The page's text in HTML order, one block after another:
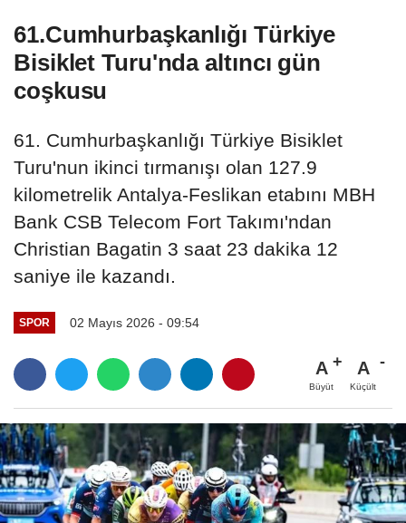
61.Cumhurbaşkanlığı Türkiye
Bisiklet Turu'nda altıncı gün
coşkusu
61. Cumhurbaşkanlığı Türkiye Bisiklet
Turu'nun ikinci tırmanışı olan 127.9
kilometrelik Antalya-Feslikan etabını MBH
Bank CSB Telecom Fort Takımı'ndan
Christian Bagatin 3 saat 23 dakika 12
saniye ile kazandı.
SPOR 02 Mayıs 2026 - 09:54
A
Büyüt
A
Küçült